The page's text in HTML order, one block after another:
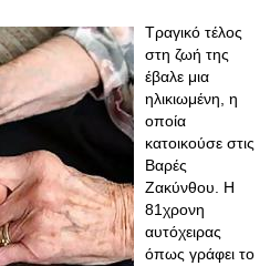
Τραγικό τέλος
στη ζωή της
έβαλε μια
ηλικιωμένη, η
οποία
κατοικούσε στις
Βαρές
Ζακύνθου. Η
81χρονη
αυτόχειρας
όπως γράφει το